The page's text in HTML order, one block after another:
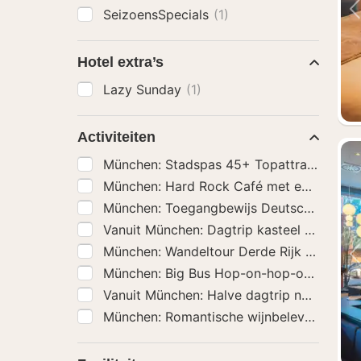
SeizoensSpecials (1)
Hotel extra’s
Lazy Sunday (1)
Activiteiten
München: Stadspas 45+ Topattracties
München: Hard Rock Café met een vast
München: Toegangbewijs Deutsches
Vanuit München: Dagtrip kasteel
München: Wandeltour Derde Rijk &
München: Big Bus Hop-on-hop-off-
Vanuit München: Halve dagtrip naar de
München: Romantische wijnbelevenis